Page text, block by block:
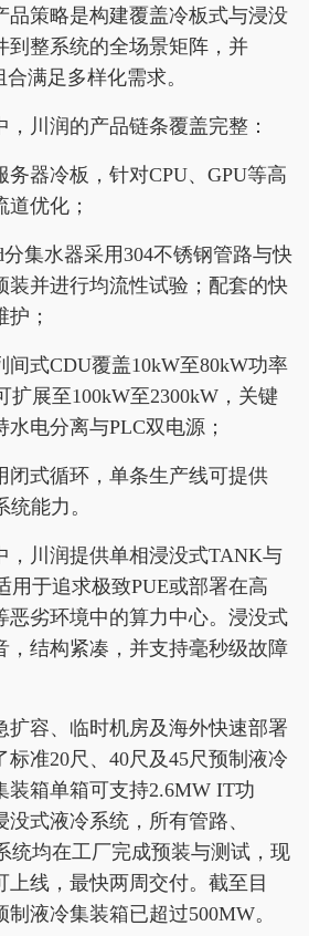
品策略是构建覆盖冷板式与浸没
到整系统的全场景矩阵，并
满足多样化需求。
川润的产品链条覆盖完整：
器冷板，针对CPU、GPU等高
优化；
集水器采用304不锈钢管路与快
装并进行均流性试验；配套的快
；
间式CDU覆盖10kW至80kW功率
扩展至100kW至2300kW，关键
电分离与PLC双电源；
闭式循环，单条生产线可提供
能力。
，川润提供单相浸没式TANK与
用于追求极致PUE或部署在高
恶劣环境中的算力中心。浸没式
，结构紧凑，并支持毫秒级故障
扩容、临时机房及海外快速部署
准20尺、40尺及45尺预制液冷
装箱单箱可支持2.6MW IT功
式液冷系统，所有管路、
统均在工厂完成预装与测试，现
线，最快两周交付。截至目
液冷集装箱已超过500MW。